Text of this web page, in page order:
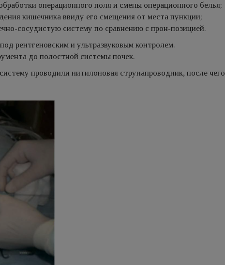
операционного поля и смены операционного белья;
кишечника ввиду его смещения от места пункции;
сосудистую систему по сравнению с прон-позицией.
рентгеновским и ультразвуковым контролем.
до полостной системы почек.
проводили нитилоновая струнапроводник, после чего